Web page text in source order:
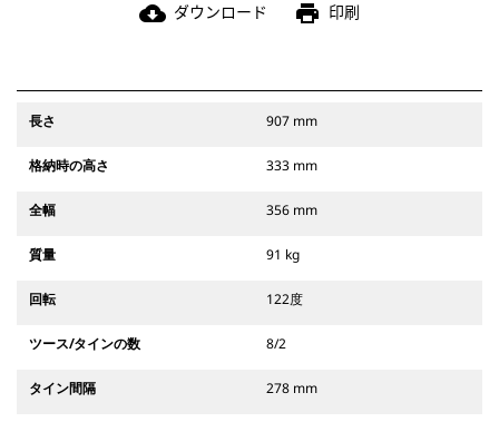
cloud_download ダウンロード print 印刷
長さ 907 mm
格納時の高さ 333 mm
全幅 356 mm
質量 91 kg
回転 122度
ツース/タインの数 8/2
タイン間隔 278 mm